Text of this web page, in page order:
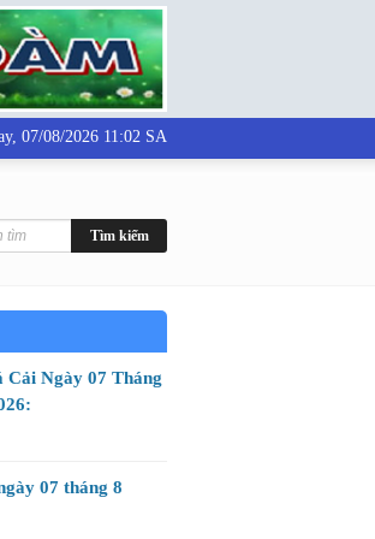
07/08/2026 11:02 SA
Cải Ngày 07 Tháng
07 tháng 8